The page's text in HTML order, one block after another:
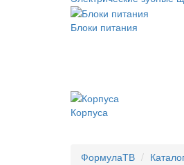
Блоки питания
Корпуса
ФормулаТВ